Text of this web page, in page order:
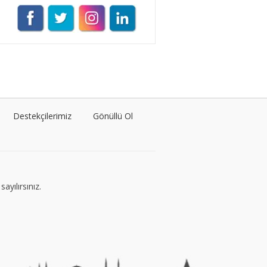
VEGG İstanbul
Naz Kural
Destekçilerimiz
Gönüllü Ol